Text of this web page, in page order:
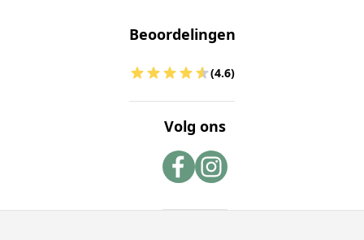
Beoordelingen
(4.6)
Volg ons